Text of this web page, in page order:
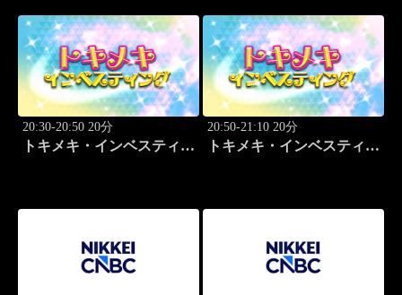
20:30-20:50 20分
トキメキ・インベスティン
20:50-21:10 20分
トキメキ・インベスティン